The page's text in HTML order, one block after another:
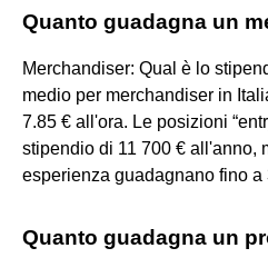
Quanto guadagna un
Merchandiser: Qual è lo
medio per merchandiser in
7.85 € all'ora. Le posizioni
stipendio di 11 700 € all'anno,
esperienza guadagnano fino a
Quanto guadagna un